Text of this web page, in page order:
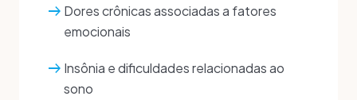
arrow_right_alt Dores crônicas associadas a fatores
emocionais
arrow_right_alt Insônia e dificuldades relacionadas ao
sono